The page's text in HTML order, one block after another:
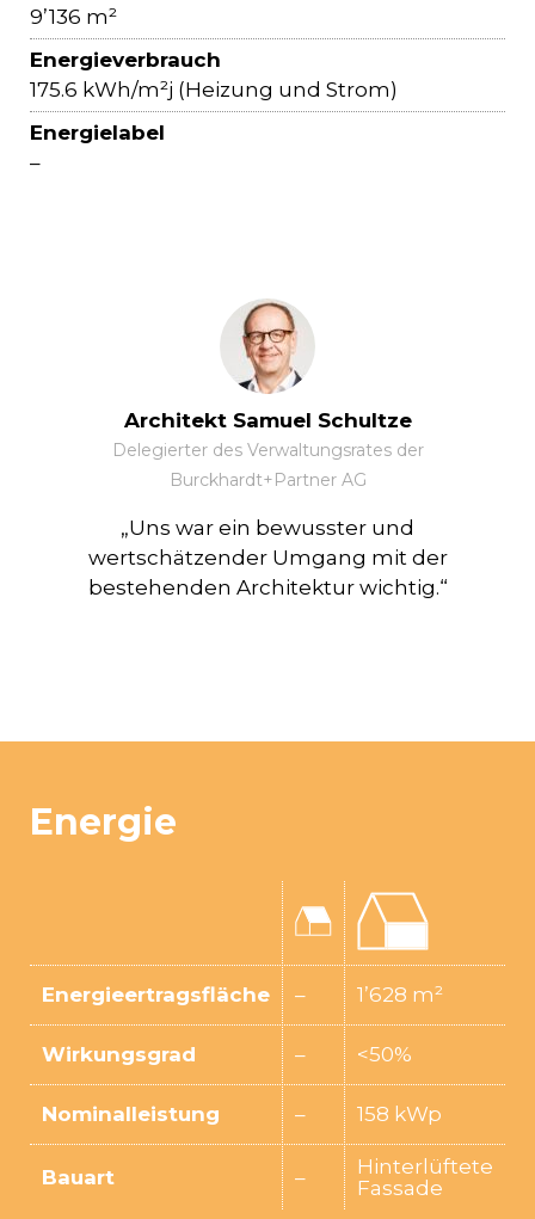
9’136 m²
Energieverbrauch
175.6 kWh/m²j (Heizung und Strom)
Energielabel
–
Architekt Samuel Schultze
Delegierter des Verwaltungsrates der
Burckhardt+Partner AG
„Uns war ein bewusster und
wertschätzender Umgang mit der
bestehenden Architektur wichtig.“
Energie
Energieertragsfläche – 1’628 m²
Wirkungsgrad – <50%
Nominalleistung – 158 kWp
Bauart –
Hinterlüftete
Fassade